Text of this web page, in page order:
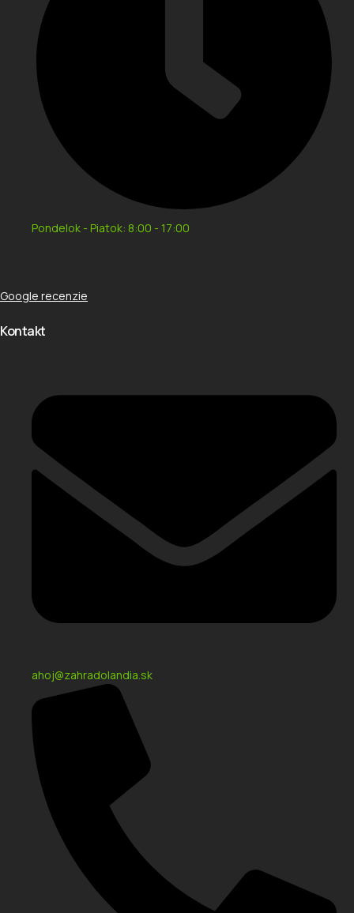
Pondelok - Piatok: 8:00 - 17:00
Google recenzie
Kontakt
ahoj@zahradolandia.sk